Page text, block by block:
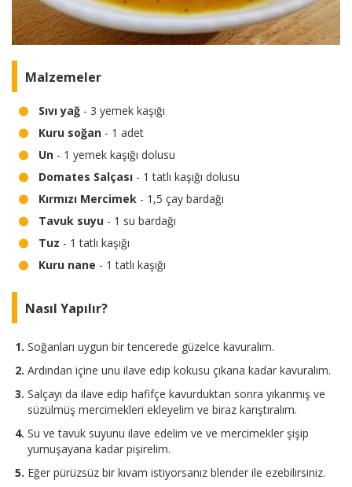
Malzemeler
Sıvı yağ - 3 yemek kaşığı
Kuru soğan - 1 adet
Un - 1 yemek kaşığı dolusu
Domates Salçası - 1 tatlı kaşığı dolusu
Kırmızı Mercimek - 1,5 çay bardağı
Tavuk suyu - 1 su bardağı
Tuz - 1 tatlı kaşığı
Kuru nane - 1 tatlı kaşığı
Nasıl Yapılır?
Soğanları uygun bir tencerede güzelce kavuralım.
Ardından içine unu ilave edip kokusu çıkana kadar kavuralım.
Salçayı da ilave edip hafifçe kavurduktan sonra yıkanmış ve
süzülmüş mercimekleri ekleyelim ve biraz karıştıralım.
Su ve tavuk suyunu ilave edelim ve ve mercimekler şişip
yumuşayana kadar pişirelim.
Eğer pürüzsüz bir kıvam istiyorsanız blender ile ezebilirsiniz.